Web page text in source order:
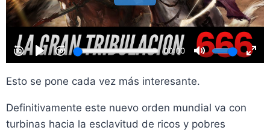
Esto se pone cada vez más interesante.
Definitivamente este nuevo orden mundial va con
turbinas hacia la esclavitud de ricos y pobres